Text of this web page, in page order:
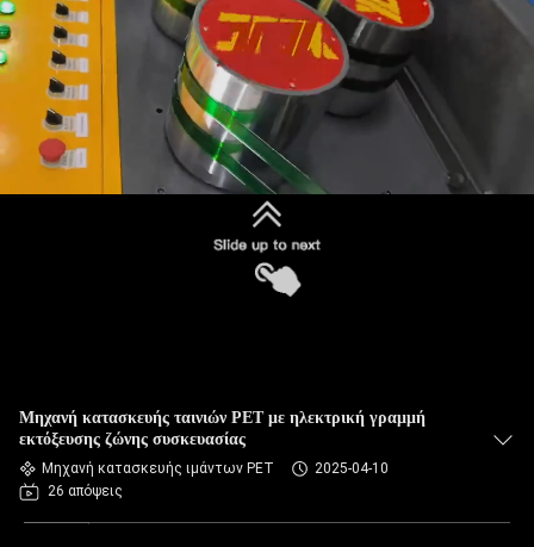
Μηχανή κατασκευής ταινιών PET με ηλεκτρική γραμμή
εκτόξευσης ζώνης συσκευασίας
Μηχανή κατασκευής ιμάντων PET
2025-04-10
26 απόψεις